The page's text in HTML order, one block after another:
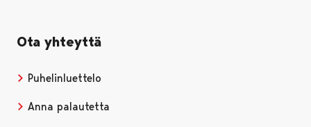
Ota yhteyttä
Puhelinluettelo
Anna palautetta